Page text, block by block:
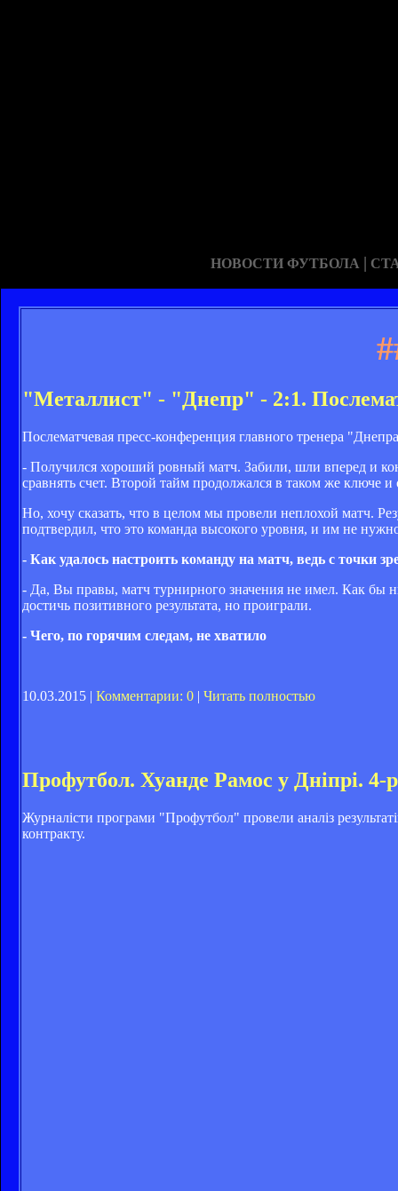
НОВОСТИ ФУТБОЛА |
"Металлист" - "Днепр" - 2:1.
Послематчевая пресс-конференция главного тренера
- Получился хороший ровный матч. Забили, шли вперед и
сравнять счет. Второй тайм продолжался в таком же ключе
Но, хочу сказать, что в целом мы провели неплохой матч.
подтвердил, что это команда высокого уровня, и им не
- Как удалось настроить команду на матч, ведь с точки
- Да, Вы правы, матч турнирного значения не имел. Как бы
достичь позитивного результата, но проиграли.
- Чего, по горячим следам, не хватило
10.03.2015 | Комментарии: 0 | Читать полностью
Профутбол. Хуанде Рамос у Дніпрі. 4-
Журналісти програми "Профутбол" провели аналіз
контракту.